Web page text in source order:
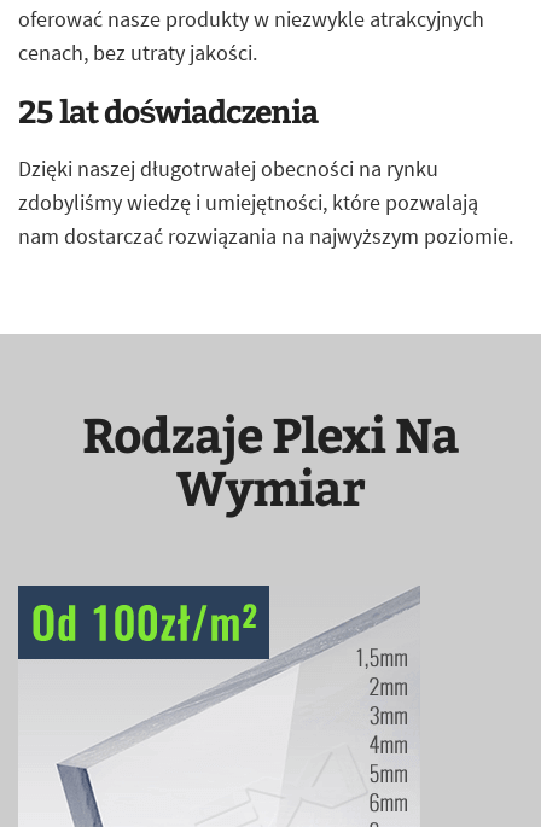
oferować nasze produkty w niezwykle atrakcyjnych
cenach, bez utraty jakości.
25 lat doświadczenia
Dzięki naszej długotrwałej obecności na rynku
zdobyliśmy wiedzę i umiejętności, które pozwalają
nam dostarczać rozwiązania na najwyższym poziomie.
Rodzaje Plexi Na
Wymiar